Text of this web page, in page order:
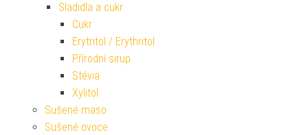
Sladidla a cukr
Cukr
Erytritol / Erythritol
Přírodní sirup
Stévia
Xylitol
Sušené maso
Sušené ovoce